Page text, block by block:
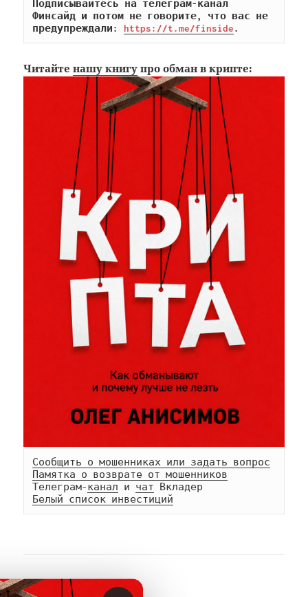
Подписывайтесь на телеграм-канал
Финсайд и потом не говорите, что вас не
предупреждали: https://t.me/finside.
Читайтенашу книгу про обман в крипте:
Сообщить о мошенниках или задать вопрос
Памятка о возврате от мошенников
Телеграм-канал и чат
Белый список инвестиций
АВТОР